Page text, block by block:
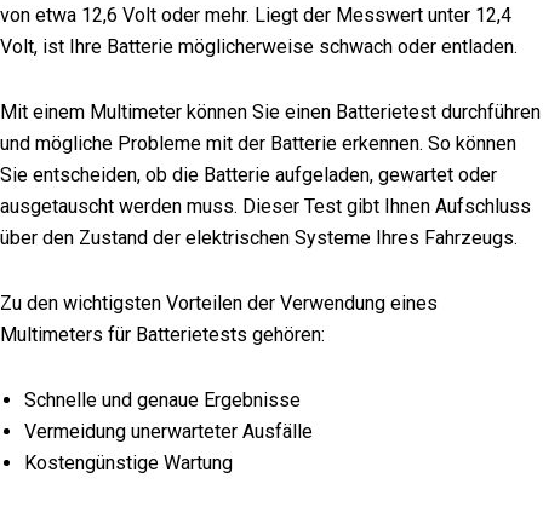
von etwa 12,6 Volt oder mehr. Liegt der Messwert unter 12,4
Volt, ist Ihre Batterie möglicherweise schwach oder entladen.
Mit einem Multimeter können Sie einen Batterietest durchführen
und mögliche Probleme mit der Batterie erkennen. So können
Sie entscheiden, ob die Batterie aufgeladen, gewartet oder
ausgetauscht werden muss. Dieser Test gibt Ihnen Aufschluss
über den Zustand der elektrischen Systeme Ihres Fahrzeugs.
Zu den wichtigsten Vorteilen der Verwendung eines
Multimeters für Batterietests gehören:
Schnelle und genaue Ergebnisse
Vermeidung unerwarteter Ausfälle
Kostengünstige Wartung